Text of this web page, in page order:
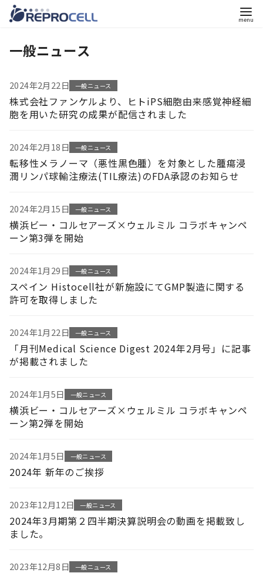
一般ニュース
2024年2月22日 一般ニュース
株式会社ファンケルより、ヒトiPS細胞由来感覚神経細
胞を用いた研究の成果が配信されました
2024年2月18日 一般ニュース
転移性メラノーマ（悪性黒色腫）を対象とした腫瘍浸
潤リンパ球輸注療法(TIL療法)のFDA承認のお知らせ
2024年2月15日 一般ニュース
横浜ビー・コルセアーズ×ウェルミル コラボキャンペ
ーン第3弾を開始
2024年1月29日 一般ニュース
スペイン Histocell社が新施設にてGMP製造に関する
許可を取得しました
2024年1月22日 一般ニュース
「月刊Medical Science Digest 2024年2月号」に記事
が掲載されました
2024年1月5日 一般ニュース
横浜ビー・コルセアーズ×ウェルミル コラボキャンペ
ーン第2弾を開始
2024年1月5日 一般ニュース
2024年 新年のご挨拶
2023年12月12日 一般ニュース
2024年3月期第２四半期決算説明会の動画を掲載致し
ました。
2023年12月8日 一般ニュース